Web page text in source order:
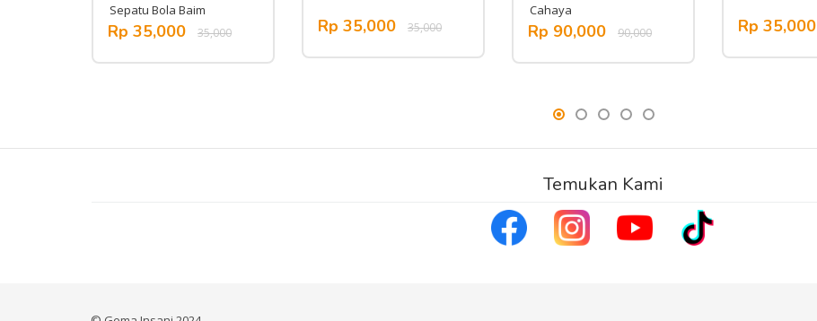
Sepatu Bola Baim
Rp 35,000 35,000 Rp 35,000 35,000
Cahaya
Rp 90,000 90,000 Rp 35,000
Temukan Kami